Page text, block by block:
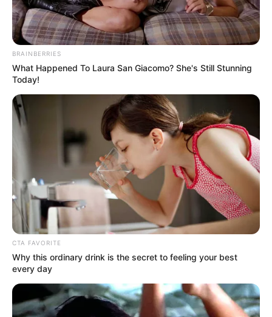
BRAINBERRIES
What Happened To Laura San Giacomo? She's Still Stunning
Today!
CTA FAVORITE
Why this ordinary drink is the secret to feeling your best
every day